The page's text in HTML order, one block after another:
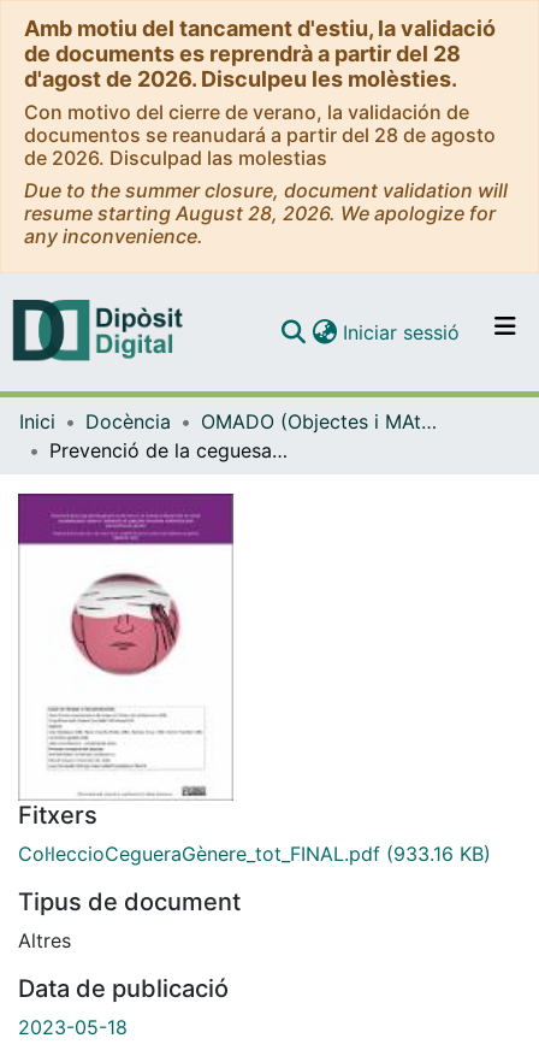
Amb motiu del tancament d'estiu, la validació
de documents es reprendrà a partir del 28
d'agost de 2026. Disculpeu les molèsties.
Con motivo del cierre de verano, la validación de
documentos se reanudará a partir del 28 de agosto
de 2026. Disculpad las molestias
Due to the summer closure, document validation will
resume starting August 28, 2026. We apologize for
any inconvenience.
Navega per tot el DD
Iniciar sessió (current)
Inici Docència
OMADO (Objectes i MAterials DOcents)
Prevenció de la ceguesa de gènere en els futurs i les futures professionals de l'acció socioeducativa. Recopilatori de recursos docents amb perspectiva de gènere (càpsules multimèdia i fitxes didàctiques)
Fitxers
Col·leccioCegueraGènere_tot_FINAL.pdf (933.16 KB)
Tipus de document
Altres
Data de publicació
2023-05-18